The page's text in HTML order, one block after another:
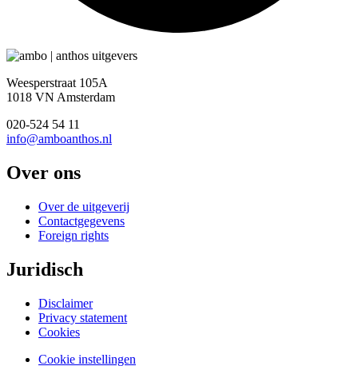
Weesperstraat 105A
1018 VN Amsterdam
020-524 54 11
info@amboanthos.nl
Over ons
Over de uitgeverij
Contactgegevens
Foreign rights
Juridisch
Disclaimer
Privacy statement
Cookies
Cookie instellingen